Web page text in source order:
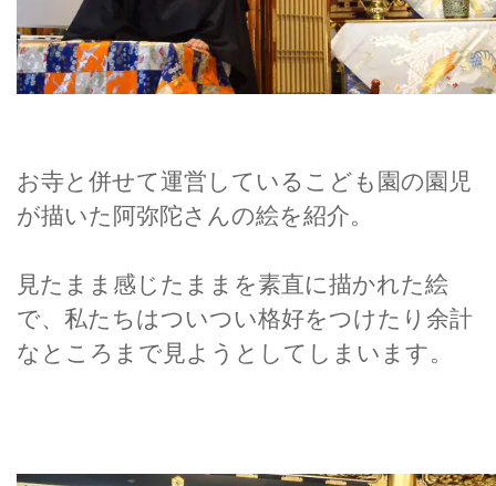
お寺と併せて運営しているこども園の園児
が描いた阿弥陀さんの絵を紹介。
見たまま感じたままを素直に描かれた絵
で、私たちはついつい格好をつけたり余計
なところまで見ようとしてしまいます。